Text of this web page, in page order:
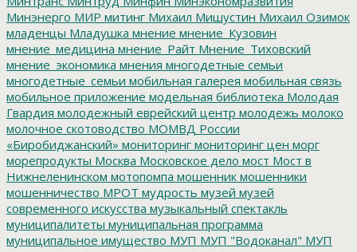
Минэнерго МИР митинг Михаил Мишустин Михаил Озимок
младенцы Младушка мнение мнение_Кузовин
мнение_медицина мнение_Райт Мнение_Тиховский
мнение_экономика мнения многодетные семьи
многодетные_семьи мобильная галерея мобильная связь
мобильное приложение модельная библиотека Молодая
Гвардия молодежный еврейский центр молодежь молоко
молочное скотоводство МОМВД России
«Биробиджанский» мониторинг мониторинг цен морг
морепродукты Москва Московское дело мост Мост в
Нижнеленинском мотопомпа мошенник мошенники
мошенничество МРОТ мудрость музей музей
современного искусства музыкальный спектакль
муниципалитеты муниципальная программа
муниципальное имущество МУП МУП "Водоканал" МУП